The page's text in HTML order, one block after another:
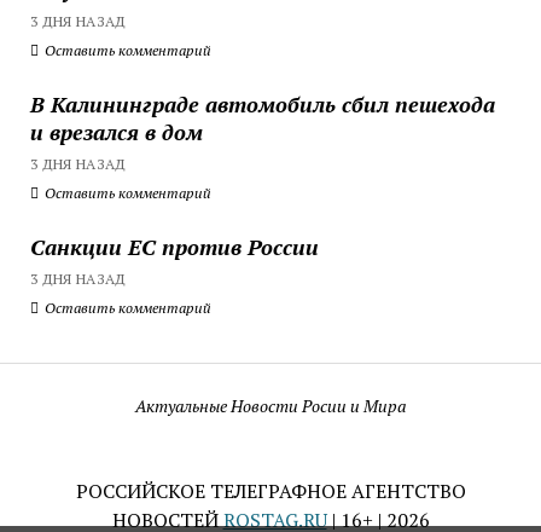
3 ДНЯ НАЗАД
Оставить комментарий
В Калининграде автомобиль сбил пешехода
и врезался в дом
3 ДНЯ НАЗАД
Оставить комментарий
Санкции ЕС против России
3 ДНЯ НАЗАД
Оставить комментарий
Актуальные Новости Росии и Мира
РОССИЙСКОЕ ТЕЛЕГРАФНОЕ АГЕНТСТВО
НОВОСТЕЙROSTAG.RU| 16+ | 2026